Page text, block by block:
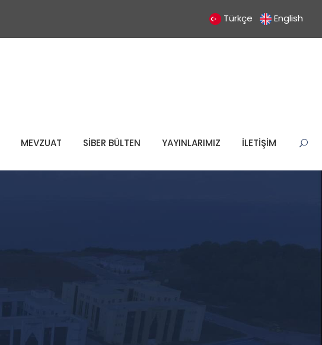
Türkçe English
MEVZUAT SİBER BÜLTEN YAYINLARIMIZ İLETİŞİM